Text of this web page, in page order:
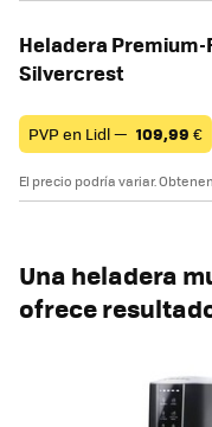
Heladera Premium-
Silvercrest
PVP en Lidl — 109,99 €
El precio podría variar.
Una heladera
ofrece